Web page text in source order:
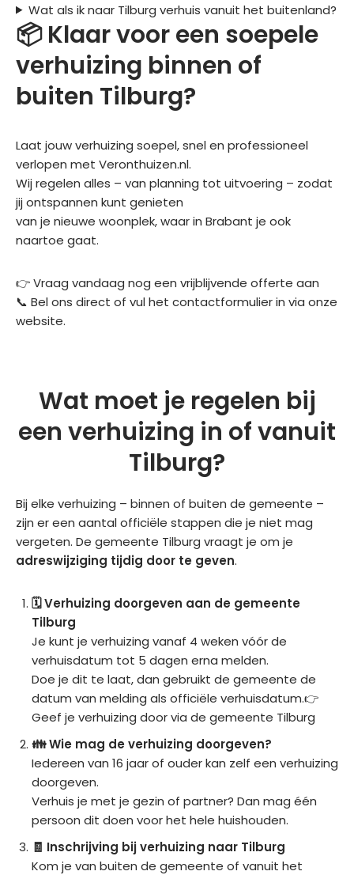
Wat als ik naar Tilburg verhuis vanuit het buitenland?
📦 Klaar voor een soepele
verhuizing binnen of
buiten Tilburg?
Laat jouw verhuizing soepel, snel en professioneel
verlopen met Veronthuizen.nl.
Wij regelen alles – van planning tot uitvoering – zodat
jij ontspannen kunt genieten
van je nieuwe woonplek, waar in Brabant je ook
naartoe gaat.
👉 Vraag vandaag nog een vrijblijvende offerte aan
📞 Bel ons direct of vul het contactformulier in via onze
website.
Wat moet je regelen bij
een verhuizing in of vanuit
Tilburg?
Bij elke verhuizing – binnen of buiten de gemeente –
zijn er een aantal officiële stappen die je niet mag
vergeten. De gemeente Tilburg vraagt je om je
adreswijziging tijdig door te geven.
🗓️ Verhuizing doorgeven aan de gemeente
Tilburg
Je kunt je verhuizing vanaf 4 weken vóór de
verhuisdatum tot 5 dagen erna melden.
Doe je dit te laat, dan gebruikt de gemeente de
datum van melding als officiële verhuisdatum.👉
Geef je verhuizing door via de gemeente Tilburg
👪 Wie mag de verhuizing doorgeven?
Iedereen van 16 jaar of ouder kan zelf een verhuizing
doorgeven.
Verhuis je met je gezin of partner? Dan mag één
persoon dit doen voor het hele huishouden.
🧾 Inschrijving bij verhuizing naar Tilburg
Kom je van buiten de gemeente of vanuit het